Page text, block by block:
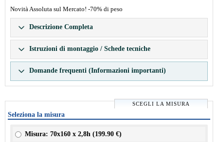
Novità Assoluta sul Mercato! -70% di peso
Descrizione Completa
Istruzioni di montaggio / Schede tecniche
Domande frequenti (Informazioni importanti)
SCEGLI LA MISURA
Seleziona la misura
Misura: 70x160 x 2,8h (199.90 €)